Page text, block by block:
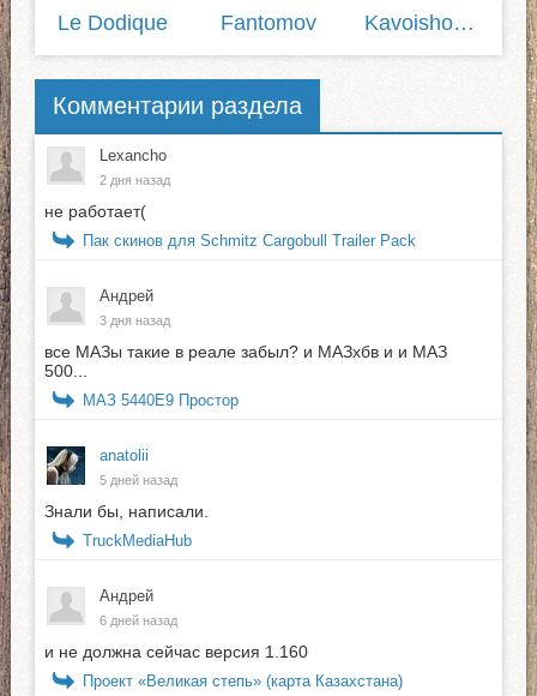
Le Dodique Fantomov Kavoisho1337
Комментарии раздела
Lexancho
2 дня назад
не работает(
Пак скинов для Schmitz Cargobull Trailer Pack
Андрей
3 дня назад
все МАЗы такие в реале забыл? и МАЗхбв и и МАЗ
500...
МАЗ 5440E9 Простор
anatolii
5 дней назад
Знали бы, написали.
TruckMediaHub
Андрей
6 дней назад
и не должна сейчас версия 1.160
Проект «Великая степь» (карта Казахстана)